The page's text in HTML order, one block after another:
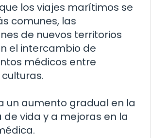
los viajes marítimos se
comunes, las
de nuevos territorios
el intercambio de
médicos entre
un aumento gradual en la
de vida y a mejoras en la